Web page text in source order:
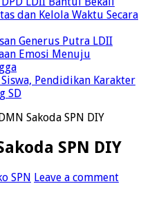
dan Kelola Waktu Secara
Generus Putra LDII
Emosi Menuju
Pendidikan Karakter
SD
Sakoda SPN DIY
SPN DIY
SPN Leave a comment